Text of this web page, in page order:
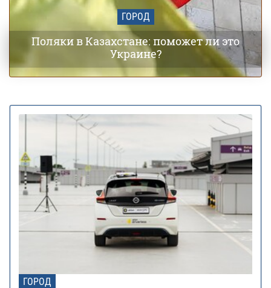
ГОРОД
Поляки в Казахстане: поможет ли это
Украине?
ГОРОД